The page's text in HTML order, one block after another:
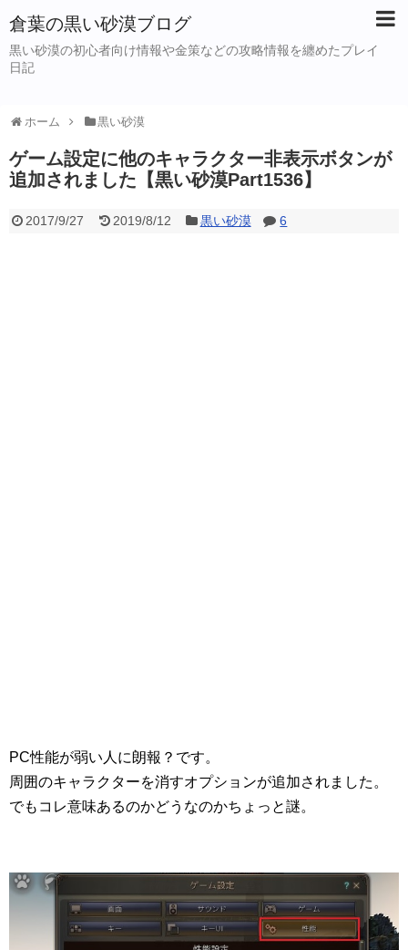
倉葉の黒い砂漠ブログ
黒い砂漠の初心者向け情報や金策などの攻略情報を纏めたプレイ
日記
ホーム 黒い砂漠
ゲーム設定に他のキャラクター非表示ボタンが
追加されました【黒い砂漠Part1536】
2017/9/27 2019/8/12 黒い砂漠 6
PC性能が弱い人に朗報？です。
周囲のキャラクターを消すオプションが追加されました。
でもコレ意味あるのかどうなのかちょっと謎。